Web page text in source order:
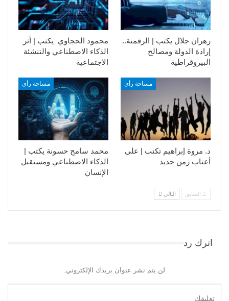
محمود الحجاوي يكتب | أثر
الذكاء الاصطناعي والتنشئة
الاجتماعية
زهران جلال يكتب | الرقمنة..
إرادة الدولة ومصالح
البيروقراطية
مساحة رأي
محمد سامح حسونة يكتب |
الذكاء الاصطناعي ومستقبل
الإنسان
مساحة رأي
د. مروة إبراهيم تكتب | على
أعتاب زمن جديد
السابق التالي
اترك رد
لن يتم نشر عنوان بريدك الإلكتروني.